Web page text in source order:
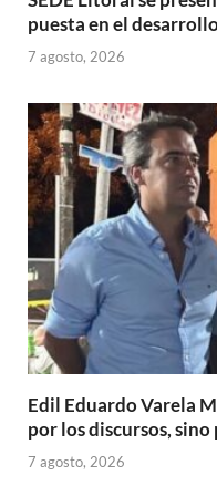
puesta en el
7 agosto, 2026
Edil Eduardo Varela
por los discursos,
7 agosto, 2026